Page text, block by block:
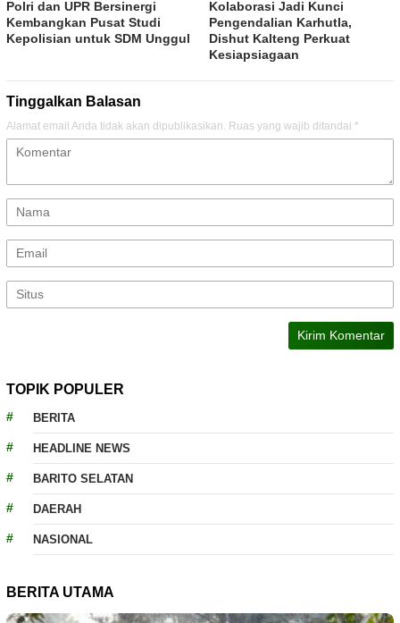
Polri dan UPR Bersinergi
Kembangkan Pusat Studi
Kepolisian untuk SDM Unggul
Kolaborasi Jadi Kunci
Pengendalian Karhutla,
Dishut Kalteng Perkuat
Kesiapsiagaan
Tinggalkan Balasan
Alamat email Anda tidak akan dipublikasikan. Ruas yang wajib ditandai *
TOPIK POPULER
BERITA
HEADLINE NEWS
BARITO SELATAN
DAERAH
NASIONAL
BERITA UTAMA